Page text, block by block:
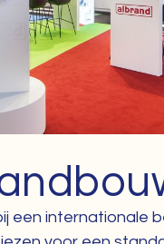
een internationale